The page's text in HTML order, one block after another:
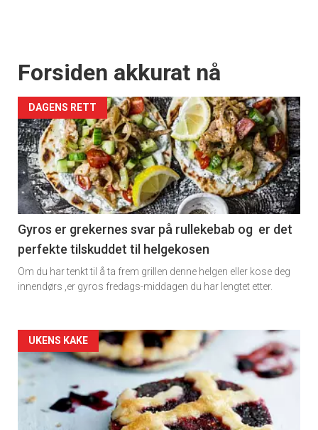
Forsiden akkurat nå
DAGENS RETT
Gyros er grekernes svar på rullekebab og er det
perfekte tilskuddet til helgekosen
Om du har tenkt til å ta frem grillen denne helgen eller kose deg
innendørs ,er gyros fredags-middagen du har lengtet etter.
Forsiden
akkurat
nå
UKENS KAKE